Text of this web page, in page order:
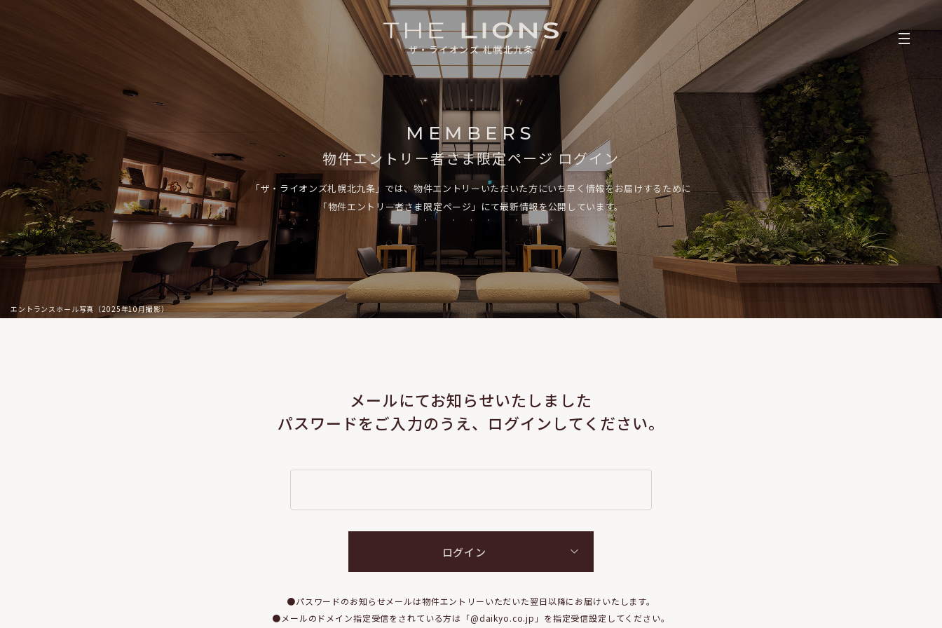
ザ・ライオンズ 札幌北九条
エントランスホール写真（2025年10月撮影）
MEMBERS
物件エントリー者さま限定ページ ログイン
「ザ・ライオンズ札幌北九条」では、物件エントリーいただいた方にいち早く情報をお届けするために
「物件エントリー者さま限定ページ」にて最新情報を公開しています。
メールにてお知らせいたしました
パスワードをご入力のうえ、ログインしてください。
ログイン
●パスワードのお知らせメールは物件エントリーいただいた翌日以降にお届けいたします。
●メールのドメイン指定受信をされている方は「@daikyo.co.jp」を指定受信設定してください。